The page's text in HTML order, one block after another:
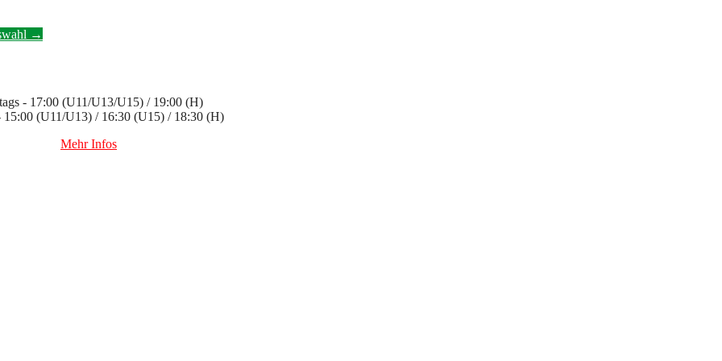
→
- 17:00 (U11/U13/U15) / 19:00 (H)
15:00 (U11/U13) / 16:30 (U15) / 18:30 (H)
Mehr Infos